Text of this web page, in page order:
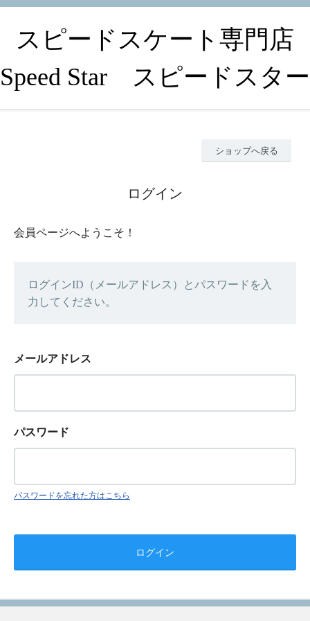
スピードスケート専門店
Speed Star スピードスター
ショップへ戻る
ログイン
会員ページへようこそ！
ログインID（メールアドレス）とパスワードを入
力してください。
メールアドレス
パスワード
パスワードを忘れた方はこちら